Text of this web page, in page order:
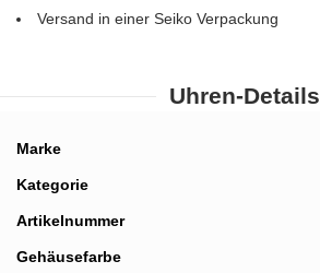
Versand in einer Seiko Verpackung
Uhren-Details
Details
Marke
Kategorie
Artikelnummer
Gehäusefarbe